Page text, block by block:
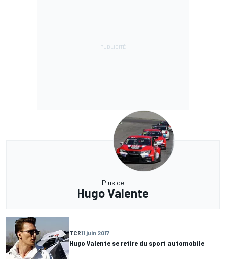
Plus de
Hugo Valente
TCR11 juin 2017
Hugo Valente se retire du sport automobile